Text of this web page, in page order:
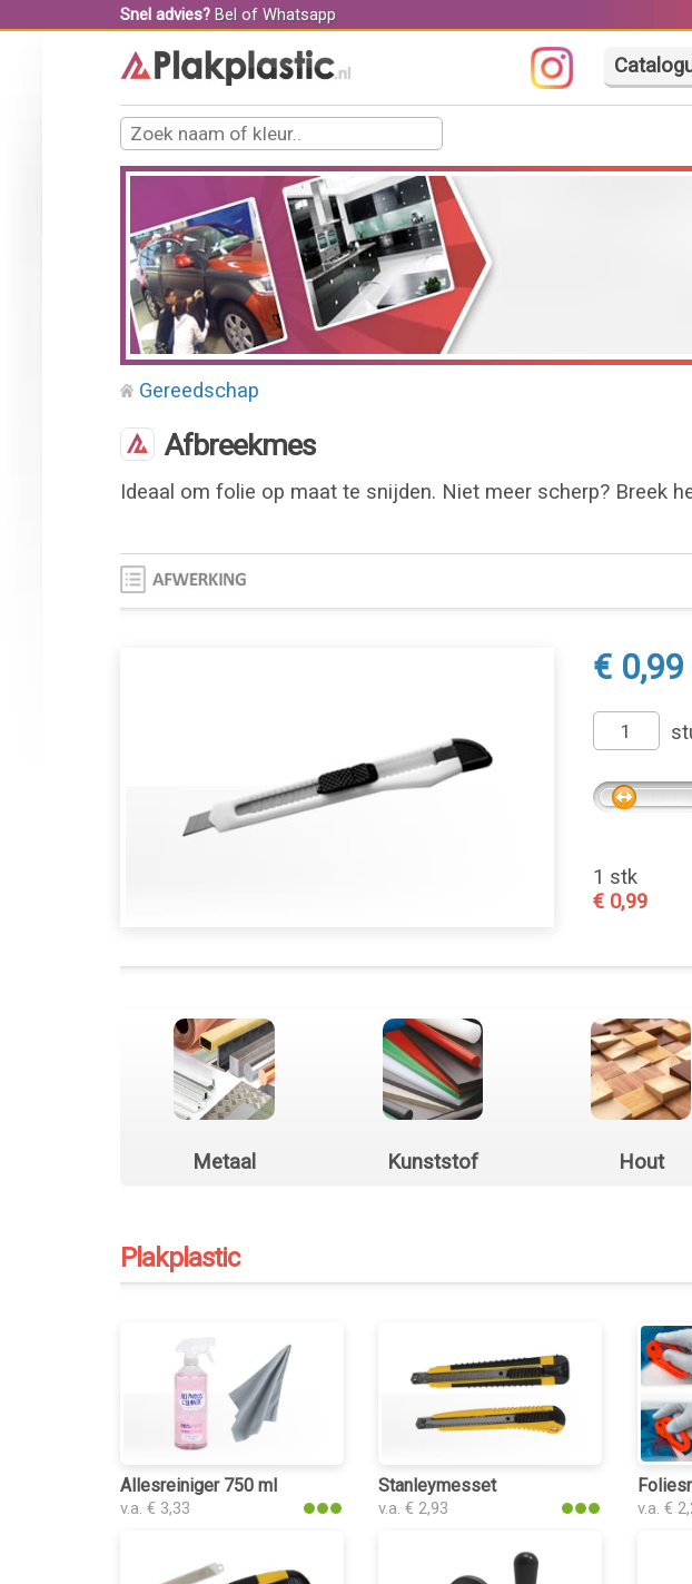
Snel advies? Belof Whatsapp
Gereedschap
Afbreekmes
Ideaal om folie op maat te snijden. Niet meer scherp? Breek
€ 0,99
1 stk
€ 0,99
Metaal Kunststof Hout
Plakplastic
Allesreiniger 750 ml
v.a. € 3,33
Stanleymesset
v.a. € 2,93 v.a. €